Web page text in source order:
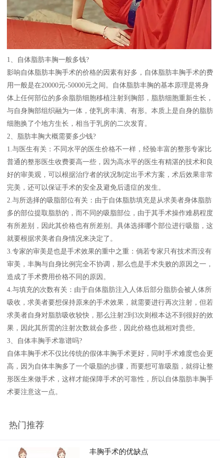
1、自体脂肪丰胸一般多钱?
影响自体脂肪丰胸手术的价格的因素有好多，自体脂肪丰胸手术的费
用一般是在20000元-50000元之间。自体脂肪丰胸的基本原理是将身
体上任何部位的多余脂肪细胞移植注射到胸部，脂肪细胞重新生长，
与自身胸部组织融为一体，使乳房丰满、有形。本质上是自身的脂肪
细胞换了个地方生长，相当于乳房的二次发育。
2、脂肪丰胸大概需要多少钱?
1.与医生有关：不同水平的医生价格不一样，经验丰富的整形专家比
普通的整形医生收费要高一些，因为高水平的医生有精湛的技术和良
好的审美观，可以根据治疗者的状况制定出手术方案，术后效果非常
完美，还可以保证手术的安全及避免后遗症的发生。
2.与所选择的吸脂部位有关：由于自体脂肪填充是从求美者身体脂肪
多的部位提取脂肪的，而不同的吸脂部位，由于其手术操作难易程度
有所差别，因此其价格也有所差别。具体选择哪个部位进行吸脂，这
就要根据求美者自身情况来决定了。
3.专家的审美是也是手术效果的重中之重：倘若专家只有技术而没有
审美，丰胸与自身比例完全不协调，那么也是手术失败的原因之一，
造成了手术费用价格不同的原因。
4.与填充的次数有关：由于自体脂肪注入人体后部分脂肪会被人体所
吸收，求美者要想保持原来的手术效果，就需要进行再次注射，但若
求美者自身对脂肪吸收较快，那么注射2到3次则根本达不到很好的效
果，因此其所需的注射次数就会多些，因此价格也就相对贵些。
3、自体丰胸手术靠谱吗?
自体丰胸手术不仅比传统的假体丰胸手术更好，同时手术难度也会更
高，因为自体丰胸多了一个吸脂的步骤，而要想可靠吸脂，就得让整
形医生来做手术，这样才能保障手术的可靠性，所以自体脂肪丰胸手
术要注意这一点。
热门推荐
丰胸手术的优缺点